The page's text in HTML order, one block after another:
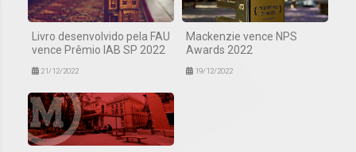
Livro desenvolvido pela FAU
vence Prêmio IAB SP 2022
21/12/2022
Mackenzie vence NPS
Awards 2022
19/12/2022